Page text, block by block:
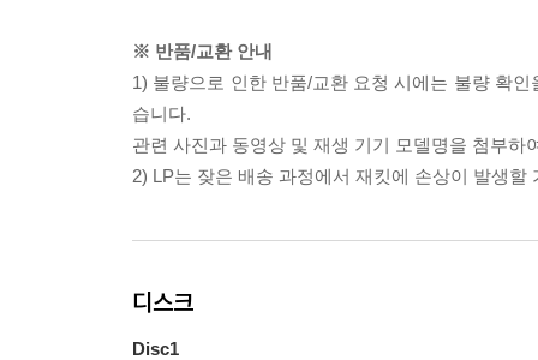
※ 반품/교환 안내
1) 불량으로 인한 반품/교환 요청 시에는 불량 확
습니다.
관련 사진과 동영상 및 재생 기기 모델명을 첨부하
2) LP는 잦은 배송 과정에서 재킷에 손상이 발생
디스크
Disc1